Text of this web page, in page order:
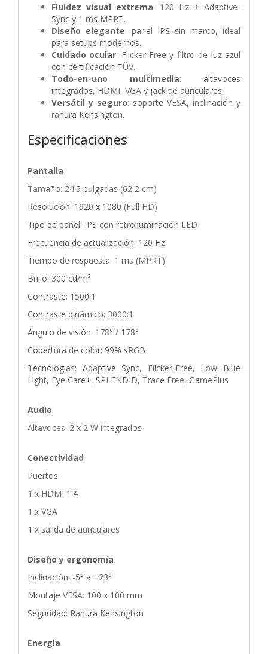
Fluidez visual extrema: 120 Hz + Adaptive-
Sync y 1 ms MPRT.
Diseño elegante: panel IPS sin marco, ideal
para setups modernos.
Cuidado ocular: Flicker-Free y filtro de luz azul
con certificación TÜV.
Todo-en-uno multimedia: altavoces
integrados, HDMI, VGA y jack de auriculares.
Versátil y seguro: soporte VESA, inclinación y
ranura Kensington.
Especificaciones
Pantalla
Tamaño: 24.5 pulgadas (62,2 cm)
Resolución: 1920 x 1080 (Full HD)
Tipo de panel: IPS con retroiluminación LED
Frecuencia de actualización: 120 Hz
Tiempo de respuesta: 1 ms (MPRT)
Brillo: 300 cd/m²
Contraste: 1500:1
Contraste dinámico: 3000:1
Ángulo de visión: 178° / 178°
Cobertura de color: 99% sRGB
Tecnologías: Adaptive Sync, Flicker-Free, Low Blue
Light, Eye Care+, SPLENDID, Trace Free, GamePlus
Audio
Altavoces: 2 x 2 W integrados
Conectividad
Puertos:
1 x HDMI 1.4
1 x VGA
1 x salida de auriculares
Diseño y ergonomía
Inclinación: -5° a +23°
Montaje VESA: 100 x 100 mm
Seguridad: Ranura Kensington
Energía